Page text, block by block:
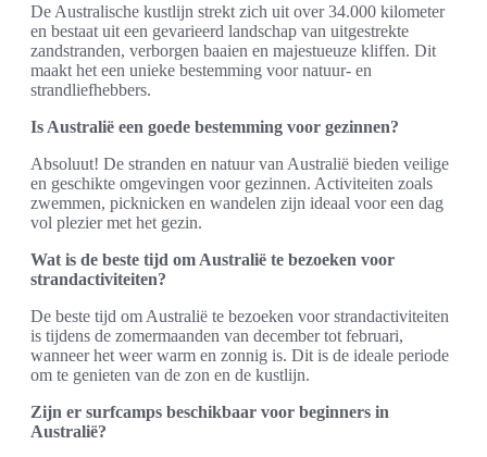
De Australische kustlijn strekt zich uit over 34.000 kilometer
en bestaat uit een gevarieerd landschap van uitgestrekte
zandstranden, verborgen baaien en majestueuze kliffen. Dit
maakt het een unieke bestemming voor natuur- en
strandliefhebbers.
Is Australië een goede bestemming voor gezinnen?
Absoluut! De stranden en natuur van Australië bieden veilige
en geschikte omgevingen voor gezinnen. Activiteiten zoals
zwemmen, picknicken en wandelen zijn ideaal voor een dag
vol plezier met het gezin.
Wat is de beste tijd om Australië te bezoeken voor
strandactiviteiten?
De beste tijd om Australië te bezoeken voor strandactiviteiten
is tijdens de zomermaanden van december tot februari,
wanneer het weer warm en zonnig is. Dit is de ideale periode
om te genieten van de zon en de kustlijn.
Zijn er surfcamps beschikbaar voor beginners in
Australië?